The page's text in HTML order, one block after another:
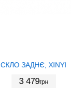
СКЛО ЗАДНЄ, XINYI
3 479грн